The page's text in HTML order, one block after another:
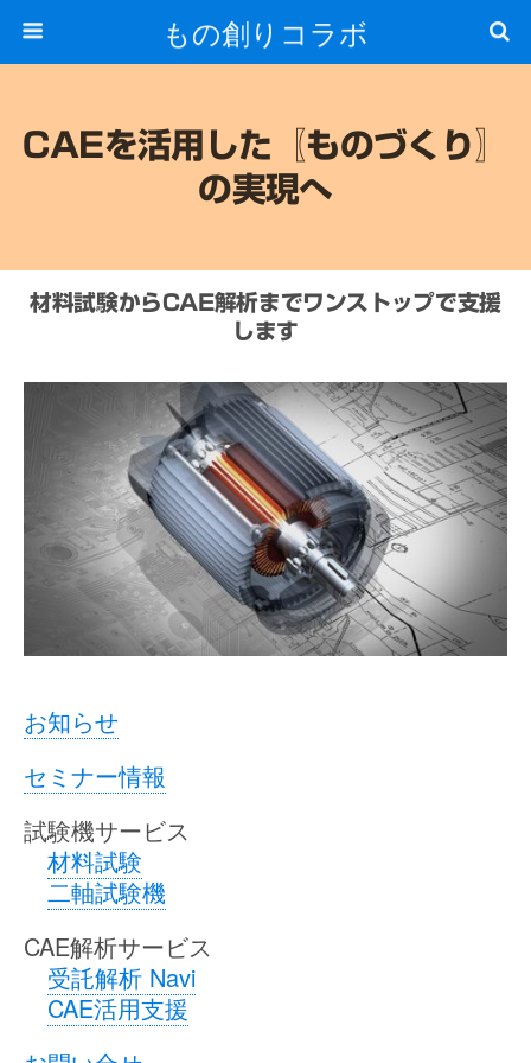
もの創りコラボ
CAEを活用した〖ものづくり〗
の実現へ
材料試験からCAE解析までワンストップで支援
します
お知らせ
セミナー情報
試験機サービス
材料試験
二軸試験機
CAE解析サービス
受託解析 Navi
CAE活用支援